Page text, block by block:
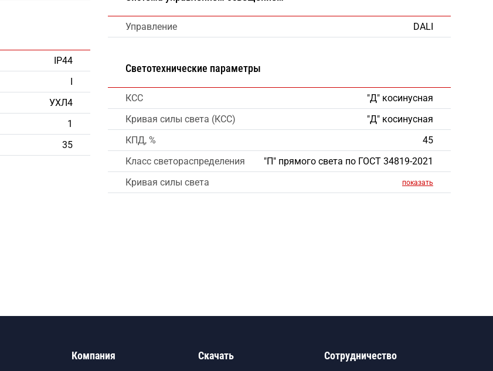
IP44
I
УХЛ4
1
35
Управление DALI
Светотехнические параметры
КСС
"Д" косинусная
Кривая силы света (КСС)
"Д" косинусная
КПД, %
45
Класс светораспределения
"П" прямого света по ГОСТ 34819-2021
Кривая силы света
показать
Компания Скачать Сотрудничество